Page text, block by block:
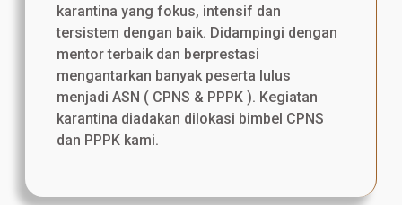
karantina yang fokus, intensif dan
tersistem dengan baik. Didampingi dengan
mentor terbaik dan berprestasi
mengantarkan banyak peserta lulus
menjadi ASN ( CPNS & PPPK ). Kegiatan
karantina diadakan dilokasi bimbel CPNS
dan PPPK kami.